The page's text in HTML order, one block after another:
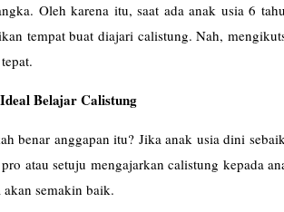
Oleh karena itu, saat ada anak usia 6
tempat buat diajari calistung. Nah,
Belajar Calistung
benar anggapan itu? Jika anak usia dini
atau setuju mengajarkan calistung kepada
akan semakin baik.